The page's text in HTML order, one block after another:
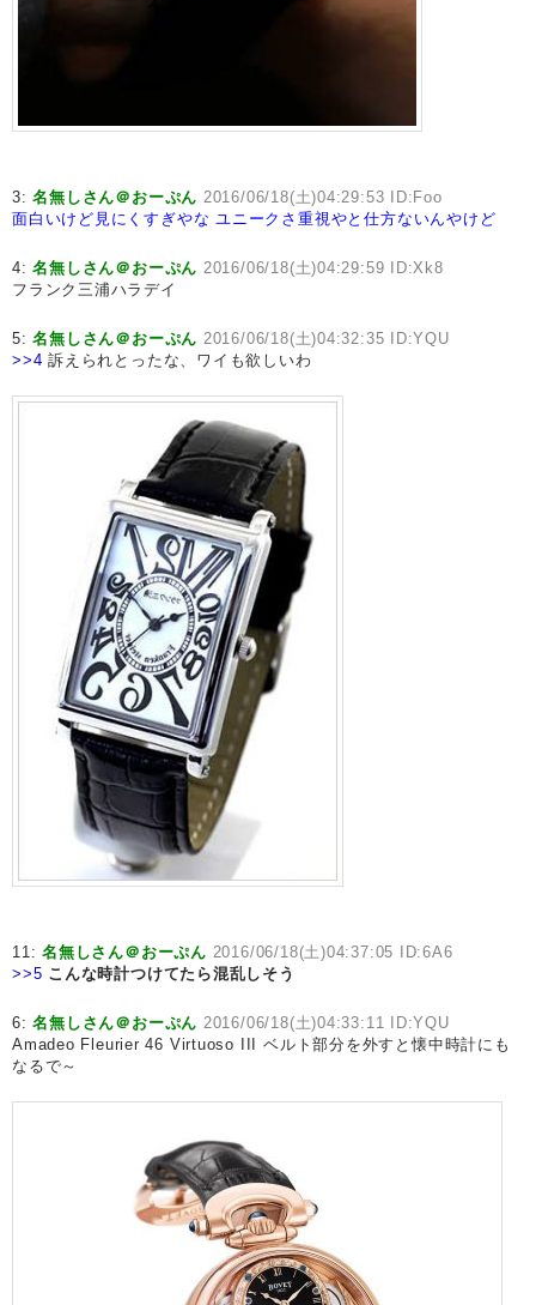
3:名無しさん＠おーぷん 2016/06/18(土)04:29:53 ID:Foo
面白いけど見にくすぎやな ユニークさ重視やと仕方ないんやけど
4:名無しさん＠おーぷん 2016/06/18(土)04:29:59 ID:Xk8
フランク三浦ハラデイ
5:名無しさん＠おーぷん 2016/06/18(土)04:32:35 ID:YQU
>>4 訴えられとったな、ワイも欲しいわ
11:名無しさん＠おーぷん 2016/06/18(土)04:37:05 ID:6A6
>>5 こんな時計つけてたら混乱しそう
6:名無しさん＠おーぷん 2016/06/18(土)04:33:11 ID:YQU
Amadeo Fleurier 46 Virtuoso III ベルト部分を外すと懐中時計にも
なるで～